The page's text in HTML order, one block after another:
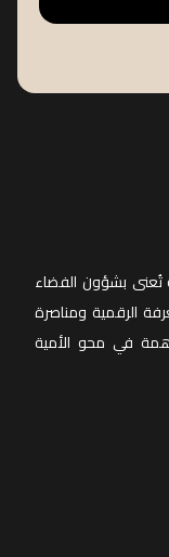
تُعنى بشؤون الفضاء
الرقمية ومناصرة
في محو الأمية